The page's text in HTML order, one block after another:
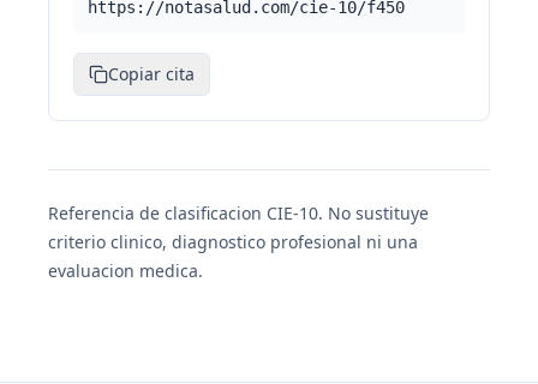
https://notasalud.com/cie-10/f450
Copiar cita
Referencia de clasificacion CIE-10. No sustituye
criterio clinico, diagnostico profesional ni una
evaluacion medica.